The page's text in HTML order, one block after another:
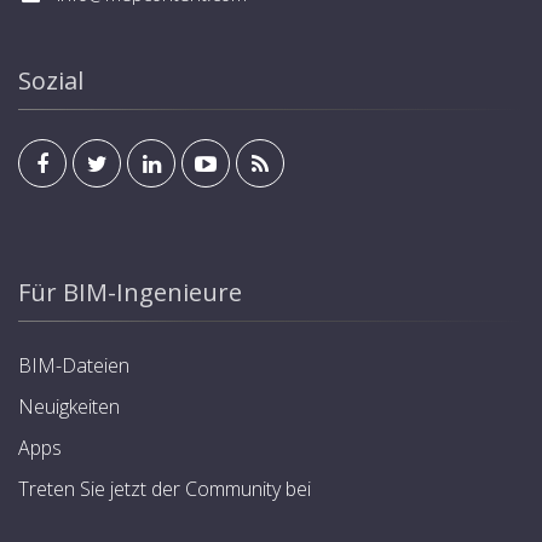
Sozial
Für BIM-Ingenieure
BIM-Dateien
Neuigkeiten
Apps
Treten Sie jetzt der Community bei